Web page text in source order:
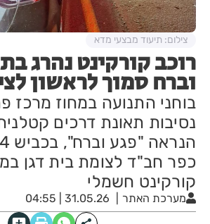
רוכב קורקינט נהרג
וברח סמוך לראשון
בוחני התנועה במחוז מרכז
נסיבות תאונת דרכים
כפר חב"ד לצומת בית דגן
קורקינט חשמלי
מערכת האתר 31.05.26 | 04:55
צילום: תיעוד מבצעי מדא